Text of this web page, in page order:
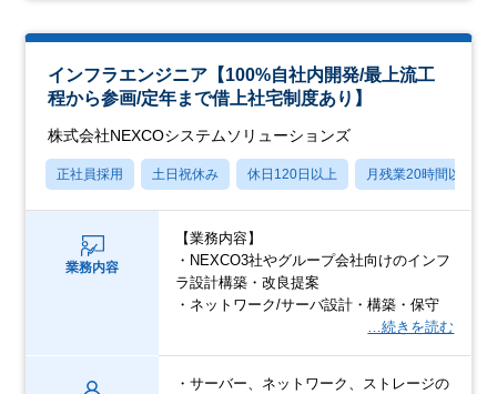
インフラエンジニア【100%自社内開発/最上流工
程から参画/定年まで借上社宅制度あり】
株式会社NEXCOシステムソリューションズ
正社員採用 土日祝休み 休日120日以上 月残業20時間以内
業務内容
【業務内容】
・NEXCO3社やグループ会社向けのインフ
ラ設計構築・改良提案
・ネットワーク/サーバ設計・構築・保守
…続きを読む
・サーバー、ネットワーク、ストレージの